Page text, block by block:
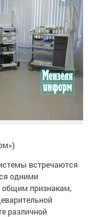
встречаются
одними
общим признакам,
различной